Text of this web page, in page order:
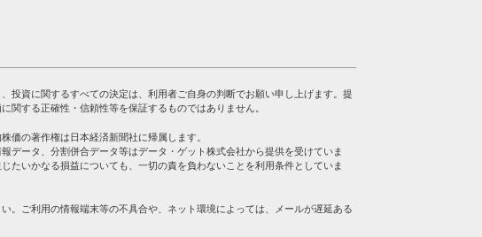
投資に関するすべての決定は、利用者ご自身の判断でお願い申し上げます。提
関する正確性・信頼性等を保証するものではありません。
価の著作権は日本経済新聞社に帰属します。
データ、分割併合データ等はデータ・ゲット株式会社から提供を受けていま
たいかなる損益についても、一切の責を負わないことを利用条件としていま
。ご利用の情報端末等の不具合や、ネット環境によっては、メールが遅延ある